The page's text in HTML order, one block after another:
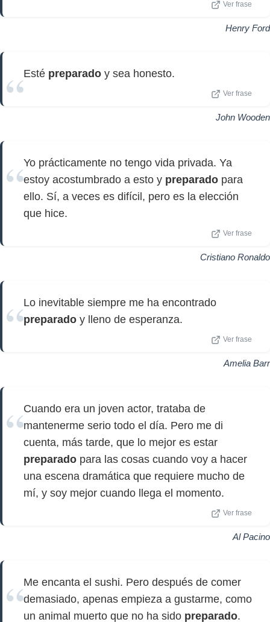
Ver frase
Henry Ford
Esté preparado y sea honesto.
Ver frase
John Wooden
Yo prácticamente no tengo vida privada. Ya
estoy acostumbrado a esto y preparado para
ello. Sí, a veces es difícil, pero es la elección
que hice.
Ver frase
Cristiano Ronaldo
Lo inevitable siempre me ha encontrado
preparado y lleno de esperanza.
Ver frase
Amelia Barr
Cuando era un joven actor, trataba de
mantenerme serio todo el día. Pero me di
cuenta, más tarde, que lo mejor es estar
preparado para las cosas cuando voy a hacer
una escena dramática que requiere mucho de
mí, y soy mejor cuando llega el momento.
Ver frase
Al Pacino
Me encanta el sushi. Pero después de comer
demasiado, apenas empieza a gustarme, como
un animal muerto que no ha sido preparado.